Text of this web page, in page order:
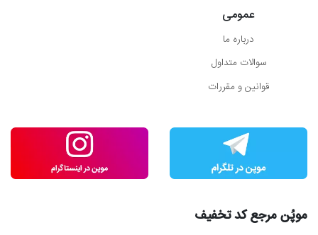
عمومی
درباره ما
سوالات متداول
قوانین و مقررات
موپُن مرجع کد تخفیف